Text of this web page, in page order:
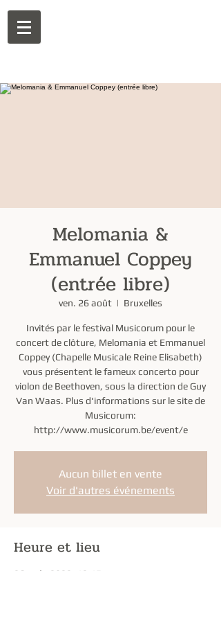
Melomania &
Emmanuel Coppey
(entrée libre)
ven. 26 août
  |
Bruxelles
Invités par le festival Musicorum pour le
concert de clôture, Melomania et Emmanuel
Coppey (Chapelle Musicale Reine Elisabeth)
vous présentent le fameux concerto pour
violon de Beethoven, sous la direction de Guy
Van Waas. Plus d'informations sur le site de
Musicorum:
http://www.musicorum.be/event/e
Aucun billet en vente
Voir d'autres événements
Heure et lieu
26 août 2022, 12:15